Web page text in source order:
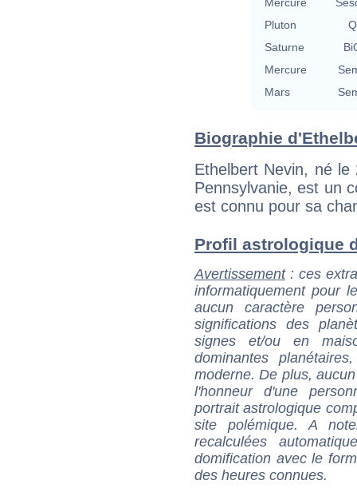
Pluton
Saturne
Mercure
Mars
Biographie
Ethelbert Nevin, né
Pennsylvanie, est un
est connu pour sa
Profil astrologique
Avertissement: ces
informatiquement pour
aucun caractère
significations des
signes et/ou en
dominantes
moderne. De plus,
l'honneur d'une
portrait astrologique
site polémique. A
recalculées
domification avec le
des heures connues.